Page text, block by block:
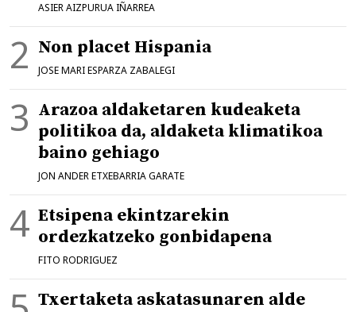
ASIER AIZPURUA IÑARREA
Non placet Hispania
JOSE MARI ESPARZA ZABALEGI
Arazoa aldaketaren kudeaketa
politikoa da, aldaketa klimatikoa
baino gehiago
JON ANDER ETXEBARRIA GARATE
Etsipena ekintzarekin
ordezkatzeko gonbidapena
FITO RODRIGUEZ
Txertaketa askatasunaren alde